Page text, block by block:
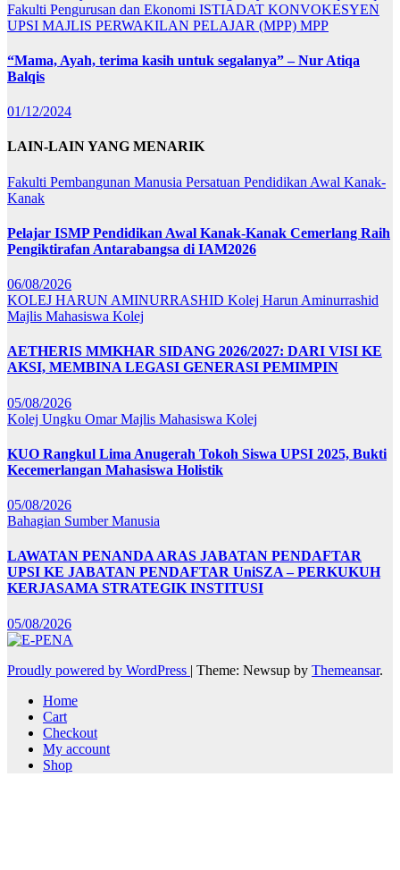
Fakulti Pengurusan dan Ekonomi ISTIADAT KONVOKESYEN
UPSI MAJLIS PERWAKILAN PELAJAR (MPP) MPP
“Mama, Ayah, terima kasih untuk segalanya” – Nur Atiqa
Balqis
01/12/2024
LAIN-LAIN YANG MENARIK
Fakulti Pembangunan Manusia Persatuan Pendidikan Awal Kanak-
Kanak
Pelajar ISMP Pendidikan Awal Kanak-Kanak Cemerlang Raih
Pengiktirafan Antarabangsa di IAM2026
06/08/2026
KOLEJ HARUN AMINURRASHID Kolej Harun Aminurrashid
Majlis Mahasiswa Kolej
AETHERIS MMKHAR SIDANG 2026/2027: DARI VISI KE
AKSI, MEMBINA LEGASI GENERASI PEMIMPIN
05/08/2026
Kolej Ungku OmarMajlis Mahasiswa Kolej
KUO Rangkul Lima Anugerah Tokoh Siswa UPSI 2025, Bukti
Kecemerlangan Mahasiswa Holistik
05/08/2026
Bahagian Sumber Manusia
LAWATAN PENANDA ARAS JABATAN PENDAFTAR
UPSI KE JABATAN PENDAFTAR UniSZA – PERKUKUH
KERJASAMA STRATEGIK INSTITUSI
05/08/2026
Proudly powered by WordPress | Theme: Newsup by Themeansar.
Home
Cart
Checkout
My account
Shop